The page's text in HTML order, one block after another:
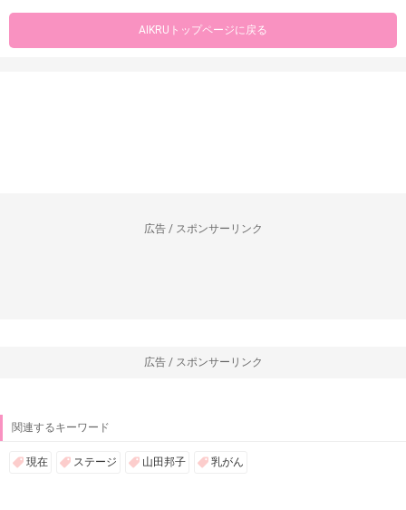
AIKRUトップページに戻る
広告 / スポンサーリンク
広告 / スポンサーリンク
関連するキーワード
現在 ステージ 山田邦子 乳がん